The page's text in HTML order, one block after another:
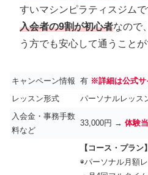
すいマシンピラティスジムで
入会者の9割が初心者なので
う方でも安心して通うことが
キャンペーン情報 有 ※詳細は公式サ
レッスン形式
パーソナルレッス
入会金・事務手数
料など
33,000円 → 体験
【コース・プラン】
◉パーソナル月額